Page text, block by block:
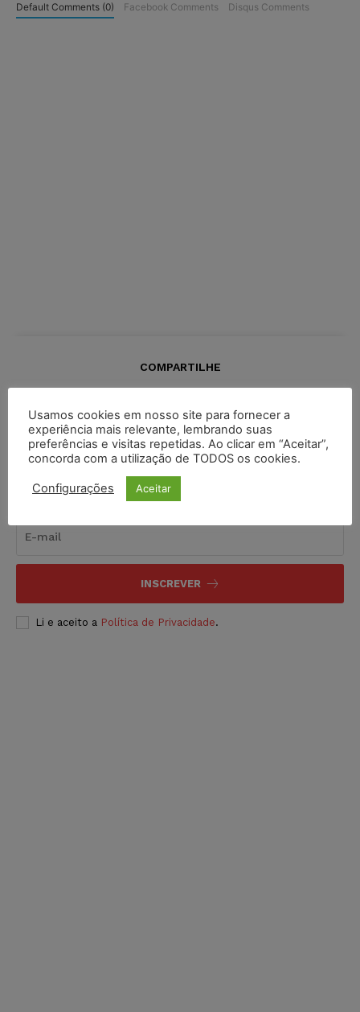
Default Comments (0) Facebook Comments Disqus Comments
COMPARTILHE
Inscreva-se
INSCREVER
Li e aceito a Política de Privacidade.
Usamos cookies em nosso site para fornecer a
experiência mais relevante, lembrando suas
preferências e visitas repetidas. Ao clicar em “Aceitar”,
concorda com a utilização de TODOS os cookies.
Configurações Aceitar